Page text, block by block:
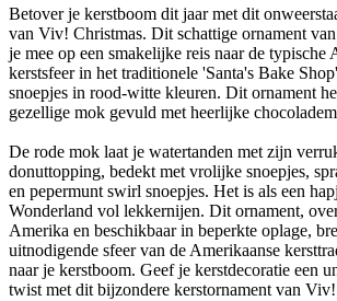
Betover je kerstboom dit jaar met dit
van Viv! Christmas. Dit schattige ornament
je mee op een smakelijke reis naar de typische
kerstsfeer in het traditionele 'Santa's Bake
snoepjes in rood-witte kleuren. Dit ornament
gezellige mok gevuld met heerlijke
De rode mok laat je watertanden met zijn
donuttopping, bedekt met vrolijke snoepjes,
en pepermunt swirl snoepjes. Het is als een
Wonderland vol lekkernijen. Dit ornament,
Amerika en beschikbaar in beperkte oplage,
uitnodigende sfeer van de Amerikaanse
naar je kerstboom. Geef je kerstdecoratie een
twist met dit bijzondere kerstornament van